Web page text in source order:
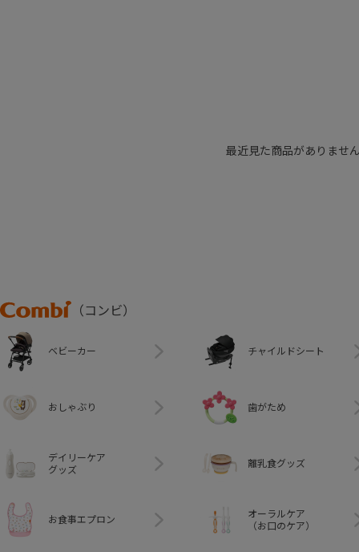
最近見た商品がありませ
Combi
（コンビ）
ベビーカー チャイルドシート
おしゃぶり 歯がため
デイリーケア
グッズ
離乳食グッズ
お食事エプロン
オーラルケア
（お口のケア）